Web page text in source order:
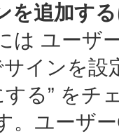
を追加す
は ユーザ
インを
する” を
。ユーザ